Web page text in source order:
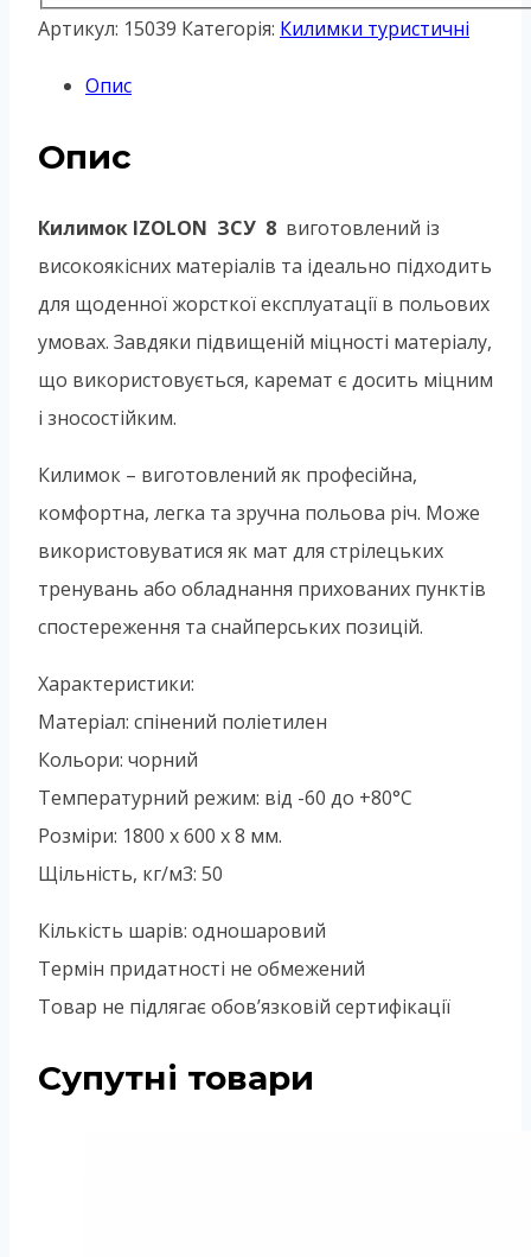
Артикул: 15039 Категорія: Килимки туристичні
Опис
Опис
Килимок IZOLON ЗСУ 8 виготовлений із
високоякісних матеріалів та ідеально підходить
для щоденної жорсткої експлуатації в польових
умовах. Завдяки підвищеній міцності матеріалу,
що використовується, каремат є досить міцним
і зносостійким.
Килимок – виготовлений як професійна,
комфортна, легка та зручна польова річ. Може
використовуватися як мат для стрілецьких
тренувань або обладнання прихованих пунктів
спостереження та снайперських позицій.
Характеристики:
Матеріал: спінений поліетилен
Кольори: чорний
Температурний режим: від -60 до +80°С
Розміри: 1800 х 600 х 8 мм.
Щільність, кг/м3: 50
Кількість шарів: одношаровий
Термін придатності не обмежений
Товар не підлягає обов’язковій сертифікації
Супутні товари